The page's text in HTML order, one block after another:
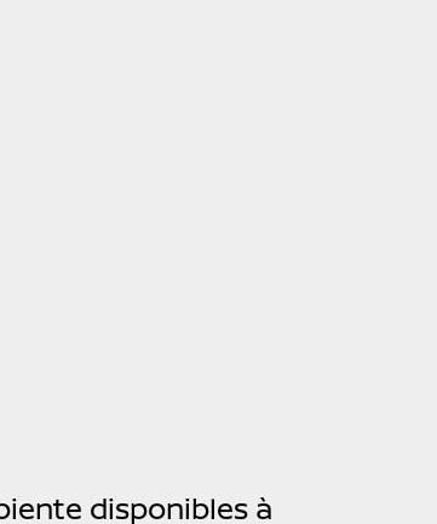
disponibles à